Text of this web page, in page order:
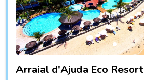
Arraial d'Ajuda Eco Resort